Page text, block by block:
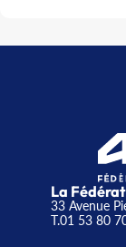
La
33 Avenue
T.01 53 80